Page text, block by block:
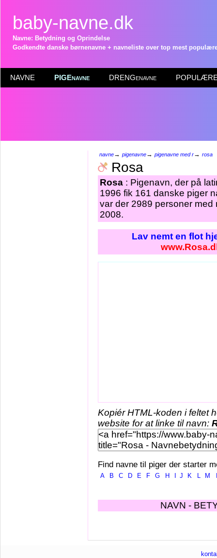
baby-navne.dk
Navne: Betydning og Oprindelse
Godkendte danske børnenavne + navneliste over top mest
NAVNE PIGEnavne DRENGenavne POPULÆRE
navne→ pigenavne→ pigenavne med r→ rosa
Rosa
Rosa : Pigenavn, der på
1996 fik 161 danske piger
var der 2989 personer
2008.
Lav nemt en flot
Kopiér HTML-koden i feltet
website for at linke til navn:
Find navne til piger der starter
A B C D E F G H J K L M
NAVN -